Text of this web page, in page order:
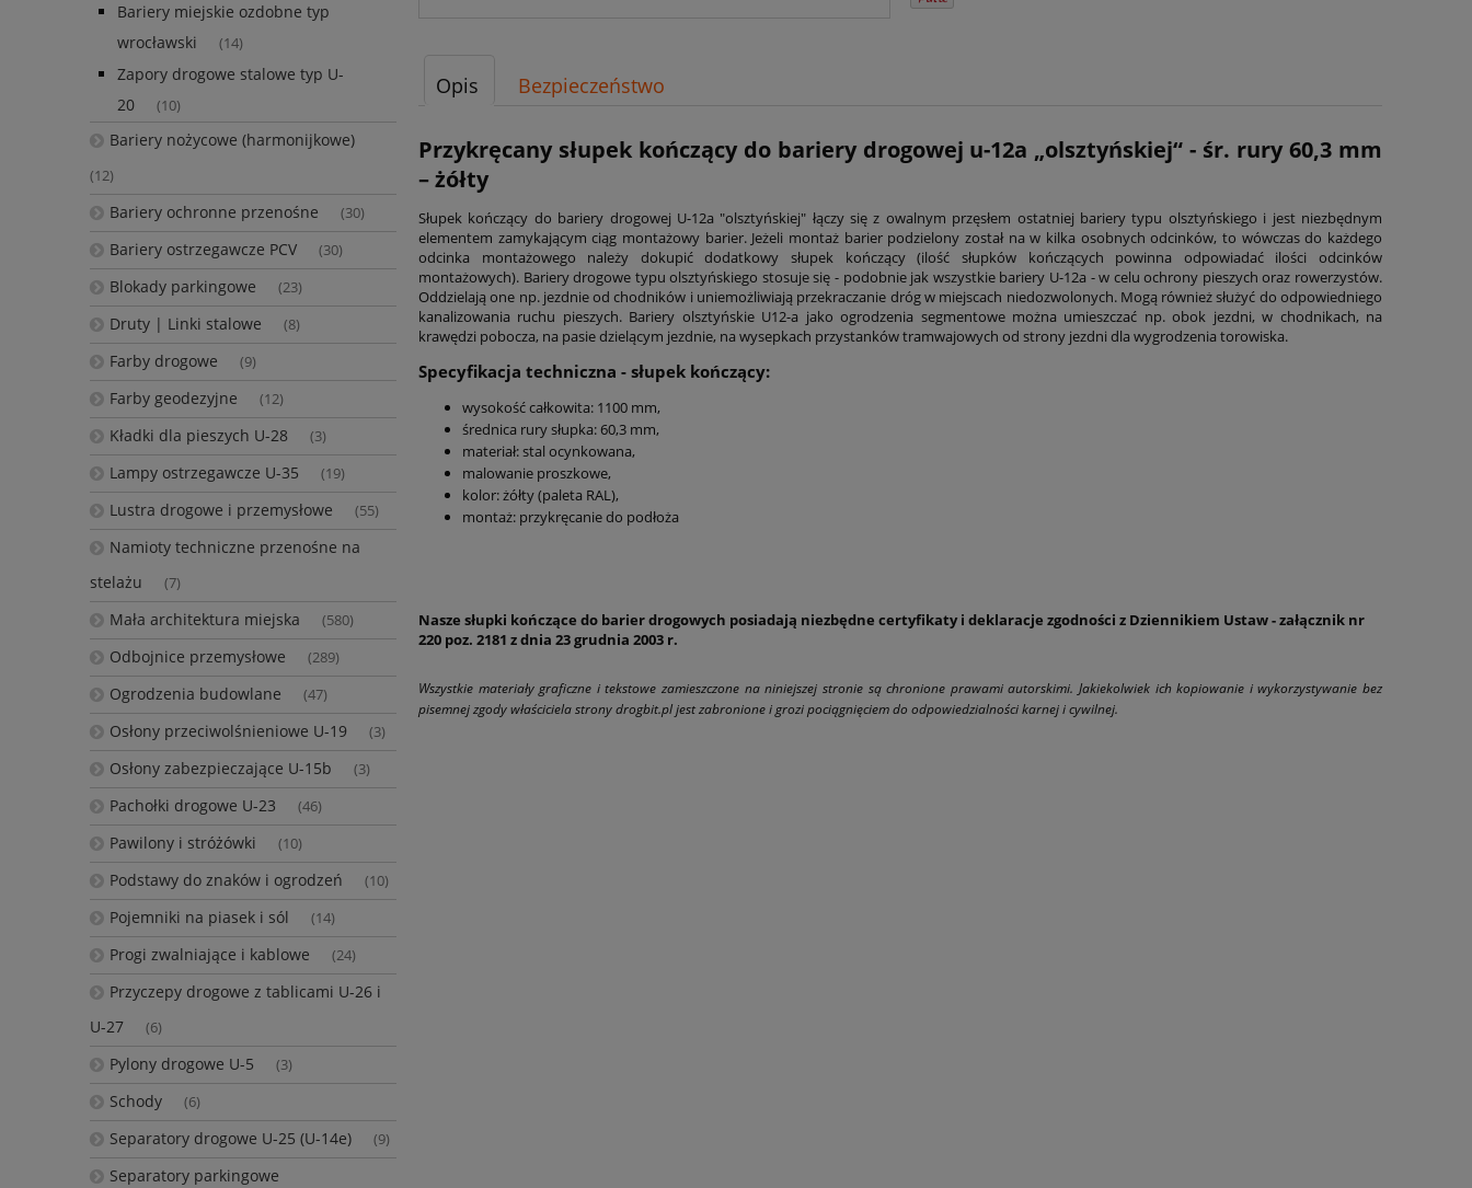
Bariery miejskie ozdobne typ
wrocławski
(14)
Zapory drogowe stalowe typ U-
20
(10)
Bariery nożycowe (harmonijkowe)
(12)
Bariery ochronne przenośne (30)
Bariery ostrzegawcze PCV (30)
Blokady parkingowe (23)
Druty | Linki stalowe (8)
Farby drogowe (9)
Farby geodezyjne (12)
Kładki dla pieszych U-28 (3)
Lampy ostrzegawcze U-35 (19)
Lustra drogowe i przemysłowe (55)
Namioty techniczne przenośne na
stelażu
(7)
Mała architektura miejska (580)
Odbojnice przemysłowe (289)
Ogrodzenia budowlane (47)
Osłony przeciwolśnieniowe U-19 (3)
Osłony zabezpieczające U-15b (3)
Pachołki drogowe U-23 (46)
Pawilony i stróżówki (10)
Podstawy do znaków i ogrodzeń (10)
Pojemniki na piasek i sól (14)
Progi zwalniające i kablowe (24)
Przyczepy drogowe z tablicami U-26 i
U-27
(6)
Pylony drogowe U-5 (3)
Schody (6)
Separatory drogowe U-25 (U-14e) (9)
Separatory parkingowe
Opis Bezpieczeństwo
Przykręcany słupek kończący do bariery drogowej u-12a „olsztyńskiej“ - śr. rury 60,3 mm
– żółty
Słupek kończący do bariery drogowej U-12a "olsztyńskiej" łączy się z owalnym przęsłem ostatniej bariery typu olsztyńskiego i jest niezbędnym
elementem zamykającym ciąg montażowy barier. Jeżeli montaż barier podzielony został na w kilka osobnych odcinków, to wówczas do każdego
odcinka montażowego należy dokupić dodatkowy słupek kończący (ilość słupków kończących powinna odpowiadać ilości odcinków
montażowych). Bariery drogowe typu olsztyńskiego stosuje się - podobnie jak wszystkie bariery U-12a - w celu ochrony pieszych oraz rowerzystów.
Oddzielają one np. jezdnie od chodników i uniemożliwiają przekraczanie dróg w miejscach niedozwolonych. Mogą również służyć do odpowiedniego
kanalizowania ruchu pieszych. Bariery olsztyńskie U12-a jako ogrodzenia segmentowe można umieszczać np. obok jezdni, w chodnikach, na
krawędzi pobocza, na pasie dzielącym jezdnie, na wysepkach przystanków tramwajowych od strony jezdni dla wygrodzenia torowiska.
Specyfikacja techniczna - słupek kończący:
wysokość całkowita: 1100 mm,
średnica rury słupka:60,3 mm,
materiał: stal ocynkowana,
malowanie proszkowe,
kolor: żółty (paleta RAL),
montaż: przykręcanie do podłoża
Nasze słupki kończące do barier drogowych posiadają niezbędne certyfikaty i deklaracje zgodności z Dziennikiem Ustaw - załącznik nr
220 poz. 2181 z dnia 23 grudnia 2003 r.
Wszystkie materiały graficzne i tekstowe zamieszczone na niniejszej stronie są chronione prawami autorskimi. Jakiekolwiek ich kopiowanie i wykorzystywanie bez
pisemnej zgody właściciela strony drogbit.pl jest zabronione i grozi pociągnięciem do odpowiedzialności karnej i cywilnej.